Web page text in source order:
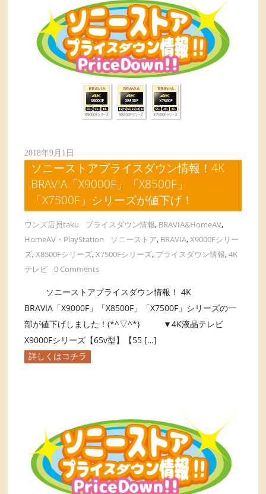
2018年9月1日
ソニーストアプライスダウン情報！4K
BRAVIA「X9000F」「X8500F」
「X7500F」シリーズが値下げ！
ワンズ店員taku プライスダウン情報, BRAVIA&HomeAV,
HomeAV・PlayStation
ソニーストア, BRAVIA,X9000Fシリー
ズ,X8500Fシリーズ,X7500Fシリーズ, プライスダウン情報,4K
テレビ
0 Comments
ソニーストアプライスダウン情報！ 4K
BRAVIA「X9000F」「X8500F」「X7500F」シリーズの一
部が値下げしました！(*^▽^*) ▼4K液晶テレビ
X9000Fシリーズ【65v型】【55 […]
詳しくはコチラ